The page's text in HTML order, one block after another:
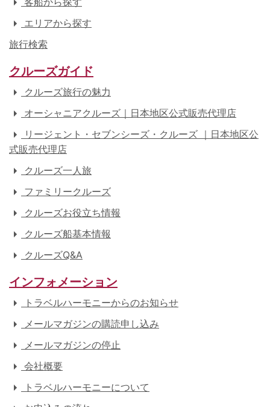
エリアから探す
旅行検索
クルーズガイド
クルーズ旅行の魅力
オーシャニアクルーズ｜日本地区公式販売代理店
リージェント・セブンシーズ・クルーズ ｜日本地区公
式販売代理店
クルーズ一人旅
ファミリークルーズ
クルーズお役立ち情報
クルーズ船基本情報
クルーズQ&A
インフォメーション
トラベルハーモニーからのお知らせ
メールマガジンの購読申し込み
メールマガジンの停止
会社概要
トラベルハーモニーについて